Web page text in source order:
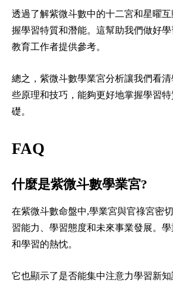
透過了解紫微斗數中的十二宮和星曜
握學習特質和潛能。這幫助我們做好
教育工作者提供參考。
總之，紫微斗數學業宮分析讓我們看
些原理和技巧，能夠更好地掌握學習
礎。
FAQ
什麼是紫微斗數學業宮?
在紫微斗數命盤中,學業宮與官祿宮密
習能力、學習態度和未來事業發展。
和學習的熱忱。
它也顯示了是否能集中注意力學習新知